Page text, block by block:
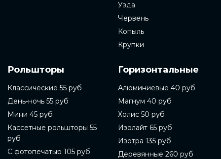
Узда
Червень
Копыль
Крупки
Рольшторы
Классические 55 руб
День-ночь 55 руб
Мини 45 руб
Кассетные рольшторы 55
руб
С фотопечатью 105 руб
Горизонтальные
Алюминиевые 40 руб
Магнум 40 руб
Холис 50 руб
Изолайт 65 руб
Изотра 135 руб
Деревянные 260 руб